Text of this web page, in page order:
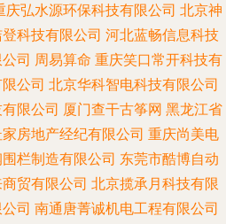
庆弘水源环保科技有限公司 北京神
科技有限公司 河北蓝畅信息科技
司 周易算命 重庆笑口常开科技有
公司 北京华科智电科技有限公司
限公司 厦门查干古筝网 黑龙江省
房地产经纪有限公司 重庆尚美电
栏制造有限公司 东莞市酷博自动
贸有限公司 北京揽承月科技有限
司 南通唐菁诚机电工程有限公司